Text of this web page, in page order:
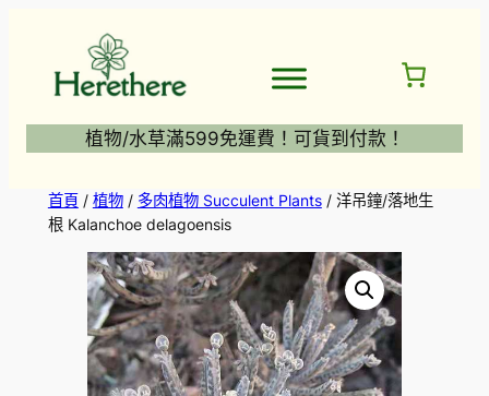
植物/水草滿599免運費！可貨到付款！
首頁/ 植物/ 多肉植物 Succulent Plants/ 洋吊鐘/落地生
根 Kalanchoe delagoensis